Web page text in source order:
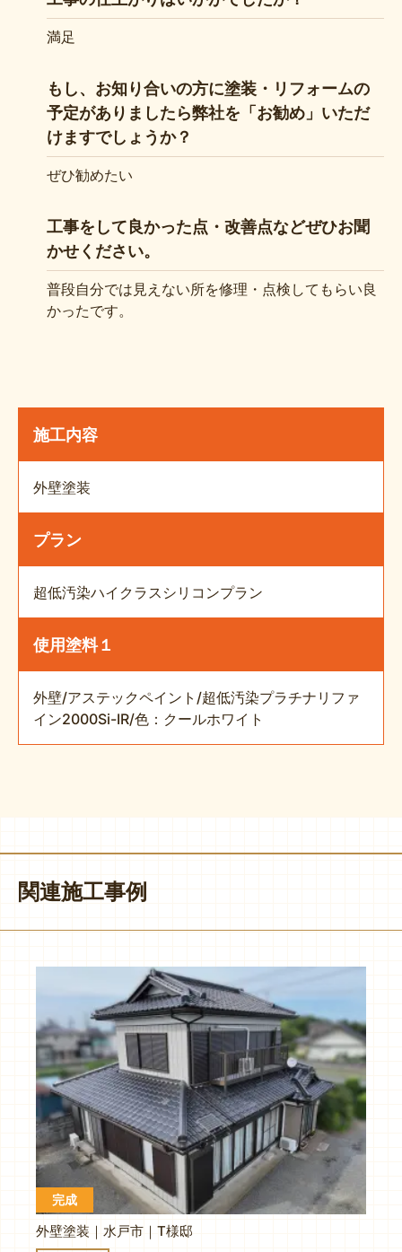
満足
もし、お知り合いの方に塗装・リフォームの
予定がありましたら弊社を「お勧め」いただ
けますでしょうか？
ぜひ勧めたい
工事をして良かった点・改善点などぜひお聞
かせください。
普段自分では見えない所を修理・点検してもらい良
かったです。
施工内容
外壁塗装
プラン
超低汚染ハイクラスシリコンプラン
使用塗料１
外壁/アステックペイント/超低汚染プラチナリファ
イン2000Si-IR/色：クールホワイト
関連施工事例
完成
外壁塗装｜水戸市｜T様邸